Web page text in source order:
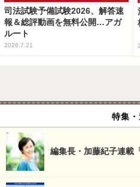
司法試験予備試験2026、解答速
報＆総評動画を無料公開…アガ
ルート
2026.7.21
特集・
編集長・加藤紀子連載